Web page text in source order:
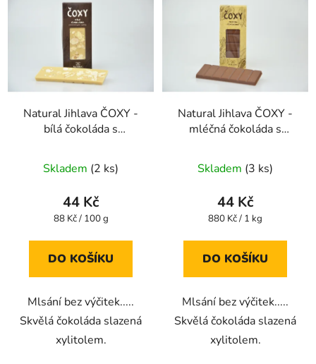
Natural Jihlava ČOXY -
bílá čokoláda s
xylitolem - 50g
Skladem (2 ks)
44 Kč
Měrná
88 Kč / 100 g
DO KOŠÍKU
Mlsání bez výčitek.....
Skvělá čokoláda slazená
xylitolem.
Natural Jihlava ČOXY -
mléčná čokoláda s
Skladem (3 ks)
44 Kč
Měrná
880 Kč / 1 kg
DO KOŠÍKU
Mlsání bez výčitek.....
Skvělá čokoláda slazená
xylitolem.